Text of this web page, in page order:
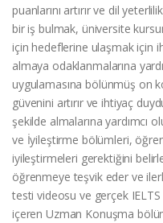
puanlarını artırır ve dil
bir iş bulmak, üniversite
için hedeflerine ulaşmak için
almaya odaklanmalarına
uygulamasına bölünmüş on
güvenini artırır ve ihtiyaç
şekilde almalarına yardımcı
ve İyileştirme bölümleri,
iyileştirmeleri gerektiğini
öğrenmeye teşvik eder ve
testi videosu ve gerçek
içeren Uzman Konuşma